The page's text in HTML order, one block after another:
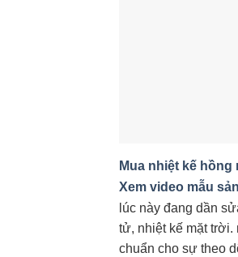
Mua nhiệt kế hồng
Xem video mẫu
lúc này đang dần
tử, nhiệt kế mặt trời.
chuẩn cho sự theo